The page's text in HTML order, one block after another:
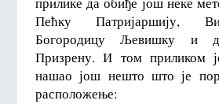
Пећку Патријаршију,
Богородицу Љевишку и
Призрену. И том приликом
нашао још нешто што је
расположење: